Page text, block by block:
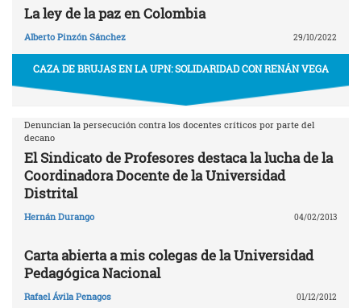
La ley de la paz en Colombia
Alberto Pinzón Sánchez 29/10/2022
CAZA DE BRUJAS EN LA UPN: SOLIDARIDAD CON RENÁN VEGA
Denuncian la persecución contra los docentes críticos por parte del
decano
El Sindicato de Profesores destaca la lucha de la
Coordinadora Docente de la Universidad
Distrital
Hernán Durango 04/02/2013
Carta abierta a mis colegas de la Universidad
Pedagógica Nacional
Rafael Ávila Penagos 01/12/2012